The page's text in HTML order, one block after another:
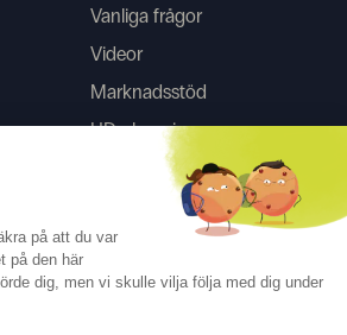
Vanliga frågor
Videor
Marknadsstöd
HD-skanning
på att du var
på den här
dig, men vi skulle vilja följa med dig under